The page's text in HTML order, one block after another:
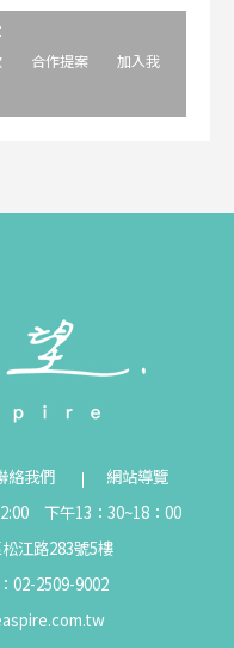
合作提案
加入我
絡我們
網站導覽
下午13：30~18：00
江路283號5樓
02-2509-9002